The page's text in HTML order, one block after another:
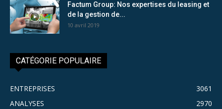
Factum Group: Nos expertises du leasing et
de la gestion de...
10 avril 2019
CATÉGORIE POPULAIRE
ENTREPRISES
3061
ANALYSES
2970